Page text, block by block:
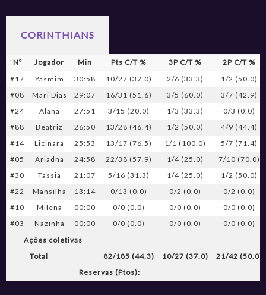
CORINTHIANS
Nº Jogador Min Pts C/T % 3P C/T %
2P C/T %
#17
Yasmim 30:58 10/27 (37.0) 2/6 (33.3)
1/2 (50.0)
#08
Mari Dias 29:07 16/31 (51.6) 3/5 (60.0)
3/7 (42.9)
#24
Alana 27:51 3/15 (20.0) 1/3 (33.3)
0/3 (0.0)
#88
Beatriz 26:50 13/28 (46.4) 1/2 (50.0)
4/9 (44.4)
#14
Licinara 25:53 13/17 (76.5) 1/1 (100.0)
5/7 (71.4)
#05
Ariadna 24:58 22/38 (57.9) 1/4 (25.0)
7/10 (70.0)
#30
Tassia 21:07 5/16 (31.3) 1/4 (25.0)
1/2 (50.0)
#22
Mansilha 13:14 0/13 (0.0) 0/2 (0.0)
0/2 (0.0)
#10
Milena 00:00 0/0 (0.0) 0/0 (0.0)
0/0 (0.0)
#03
Nazinha 00:00 0/0 (0.0) 0/0 (0.0)
0/0 (0.0)
Ações coletivas
Total
82/185 (44.3) 10/27 (37.0)
21/42 (50.0)
Reservas (Ptos):